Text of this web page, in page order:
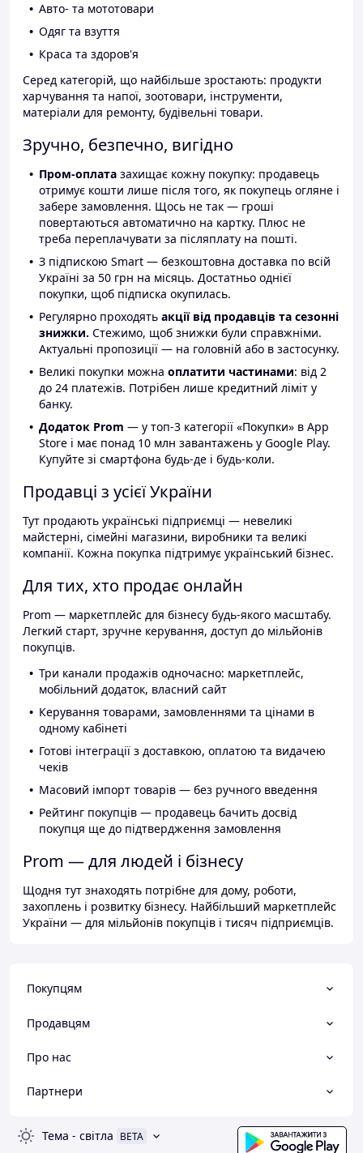
Авто- та мототовари
Одяг та взуття
Краса та здоров'я
Серед категорій, що найбільше зростають: продукти
харчування та напої, зоотовари, інструменти,
матеріали для ремонту, будівельні товари.
Зручно, безпечно, вигідно
Пром-оплата захищає кожну покупку: продавець
отримує кошти лише після того, як покупець огляне і
забере замовлення. Щось не так — гроші
повертаються автоматично на картку. Плюс не
треба переплачувати за післяплату на пошті.
З підпискою Smart — безкоштовна доставка по всій
Україні за 50 грн на місяць. Достатньо однієї
покупки, щоб підписка окупилась.
Регулярно проходять акції від продавців та сезонні
знижки. Стежимо, щоб знижки були справжніми.
Актуальні пропозиції — на головній або в застосунку.
Великі покупки можна оплатити частинами: від 2
до 24 платежів. Потрібен лише кредитний ліміт у
банку.
Додаток Prom — у топ-3 категорії «Покупки» в App
Store і має понад 10 млн завантажень у Google Play.
Купуйте зі смартфона будь-де і будь-коли.
Продавці з усієї України
Тут продають українські підприємці — невеликі
майстерні, сімейні магазини, виробники та великі
компанії. Кожна покупка підтримує український бізнес.
Для тих, хто продає онлайн
Prom — маркетплейс для бізнесу будь-якого масштабу.
Легкий старт, зручне керування, доступ до мільйонів
покупців.
Три канали продажів одночасно: маркетплейс,
мобільний додаток, власний сайт
Керування товарами, замовленнями та цінами в
одному кабінеті
Готові інтеграції з доставкою, оплатою та видачею
чеків
Масовий імпорт товарів — без ручного введення
Рейтинг покупців — продавець бачить досвід
покупця ще до підтвердження замовлення
Prom — для людей і бізнесу
Щодня тут знаходять потрібне для дому, роботи,
захоплень і розвитку бізнесу. Найбільший маркетплейс
України — для мільйонів покупців і тисяч підприємців.
Покупцям
Продавцям
Про нас
Партнери
Тема - світла BETA